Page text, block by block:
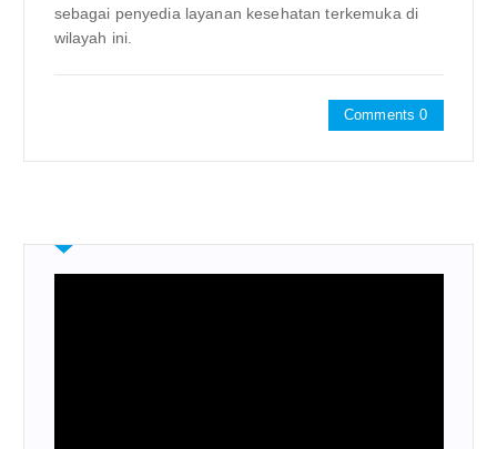
sebagai penyedia layanan kesehatan terkemuka di
wilayah ini.
Comments 0